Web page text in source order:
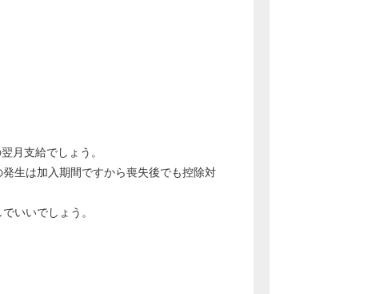
月支給でしょう。
発生は加入期間ですから喪失後でも控除対
いいでしょう。